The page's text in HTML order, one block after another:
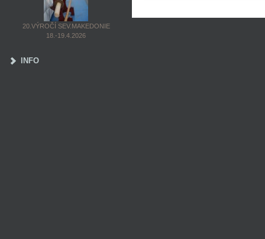
20.VÝROČÍ SEV.MAKEDONIE
18.-19.4.2026
INFO